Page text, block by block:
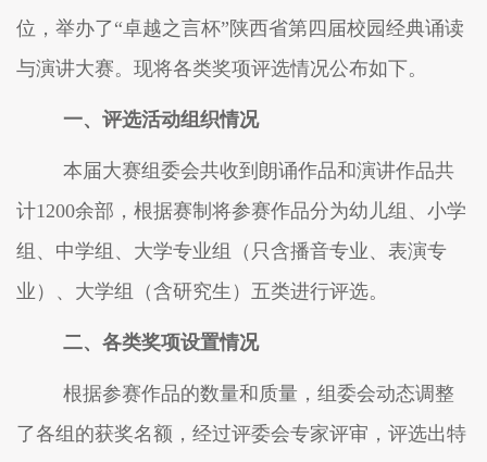
位，举办了“卓越之言杯”陕西省第四届校园经典诵读
与演讲大赛。现将各类奖项评选情况公布如下。
一、评选活动组织情况
本届大赛组委会共收到朗诵作品和演讲作品共
计1 200余部 ， 根据赛制将参赛作品分为幼儿组、小学
组、中学组、大学专业组
（ 只含播音专业、表演专
业 ） 、大学组 （含研究生 ） 五类进行评选。
二、各类奖项设置情况
根据参赛作品的数量和质量，组委会动态调整
了各组的获奖名额，经过评委会专家评审，评选出特